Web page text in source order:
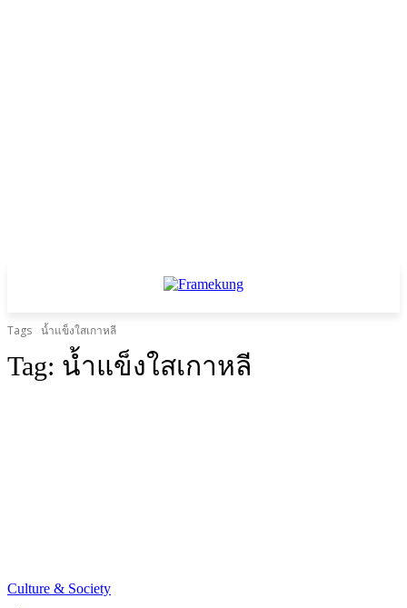
Tags น้ำแข็งใสเกาหลี
Tag: น้ำแข็งใสเกาหลี
Culture & Society